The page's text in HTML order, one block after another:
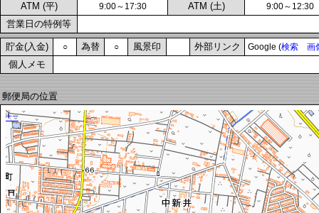
ATM (平) 9:00～17:30 ATM (土) 9:00～12:30
営業日の特例等
貯金(入金) ○ 為替 ○ 風景印 外部リンク Google (検索 画
個人メモ
郵便局の位置